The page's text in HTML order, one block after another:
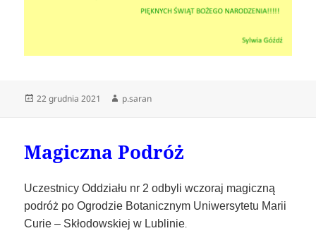
Data
22 grudnia 2021 Autor
p.saran
Magiczna Podróż
Uczestnicy Oddziału nr 2 odbyli wczoraj magiczną
podróż po Ogrodzie Botanicznym Uniwersytetu Marii
Curie – Skłodowskiej w Lublinie.